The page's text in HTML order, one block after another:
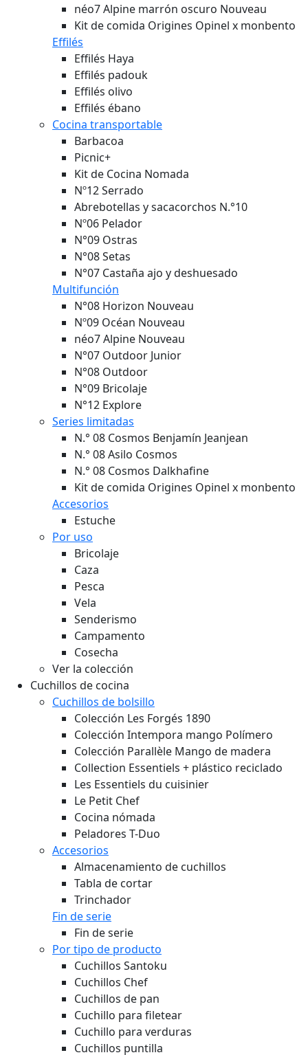
néo7 Alpine marrón oscuro Nouveau
Kit de comida Origines Opinel x monbento
Effilés
Effilés Haya
Effilés padouk
Effilés olivo
Effilés ébano
Cocina transportable
Barbacoa
Picnic+
Kit de Cocina Nomada
Nº12 Serrado
Abrebotellas y sacacorchos N.°10
Nº06 Pelador
N°09 Ostras
N°08 Setas
N°07 Castaña ajo y deshuesado
Multifunción
N°08 Horizon Nouveau
Nº09 Océan Nouveau
néo7 Alpine Nouveau
N°07 Outdoor Junior
N°08 Outdoor
N°09 Bricolaje
N°12 Explore
Series limitadas
N.° 08 Cosmos Benjamín Jeanjean
N.° 08 Asilo Cosmos
N.° 08 Cosmos Dalkhafine
Kit de comida Origines Opinel x monbento
Accesorios
Estuche
Por uso
Bricolaje
Caza
Pesca
Vela
Senderismo
Campamento
Cosecha
Ver la colección
Cuchillos de cocina
Cuchillos de bolsillo
Colección Les Forgés 1890
Colección Intempora mango Polímero
Colección Parallèle Mango de madera
Collection Essentiels + plástico reciclado
Les Essentiels du cuisinier
Le Petit Chef
Cocina nómada
Peladores T-Duo
Accesorios
Almacenamiento de cuchillos
Tabla de cortar
Trinchador
Fin de serie
Fin de serie
Por tipo de producto
Cuchillos Santoku
Cuchillos Chef
Cuchillos de pan
Cuchillo para filetear
Cuchillo para verduras
Cuchillos puntilla